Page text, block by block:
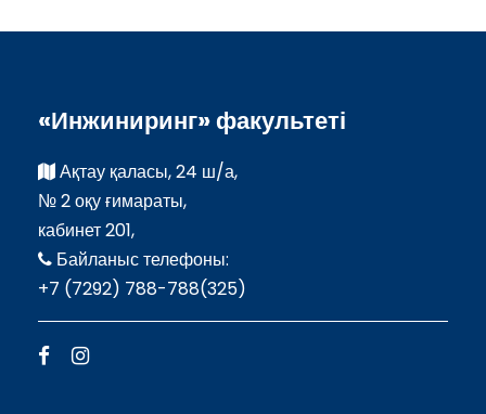
«Инжиниринг» факультеті
Ақтау қаласы, 24 ш/а,
№ 2 оқу ғимараты,
кабинет 201,
Байланыс телефоны:
+7 (7292) 788-788(325)